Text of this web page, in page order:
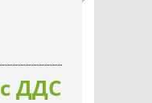
с ДДС